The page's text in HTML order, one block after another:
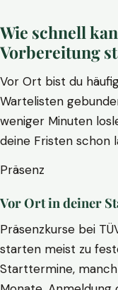
Wie schnell
Vorbereitung
Vor Ort bist du
Wartelisten
weniger Minuten
deine Fristen schon
Präsenz
Vor Ort in deiner
Präsenzkurse bei
starten meist zu
Starttermine,